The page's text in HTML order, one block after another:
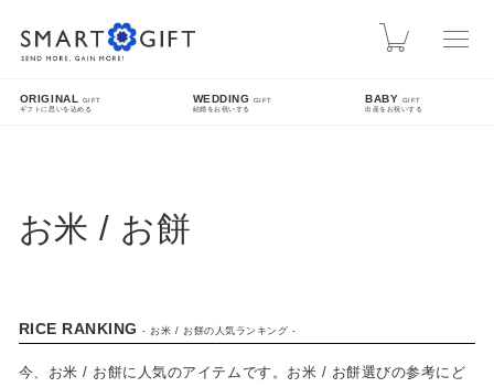
カート
ORIGINAL
GIFT
ギフトに思いを込める
WEDDING GIFT
結婚をお祝いする
BABY GIFT
出産をお祝いする
熊本地震による配送遅延について
先日発生した熊本地震により被災された皆様に、心よりお見舞い申し上げます。現在、地震
SEARCH
お米 / お餅
RICE RANKING- お米 / お餅の人気ランキング -
今、お米 / お餅に人気のアイテムです。お米 / お餅選びの参考にど